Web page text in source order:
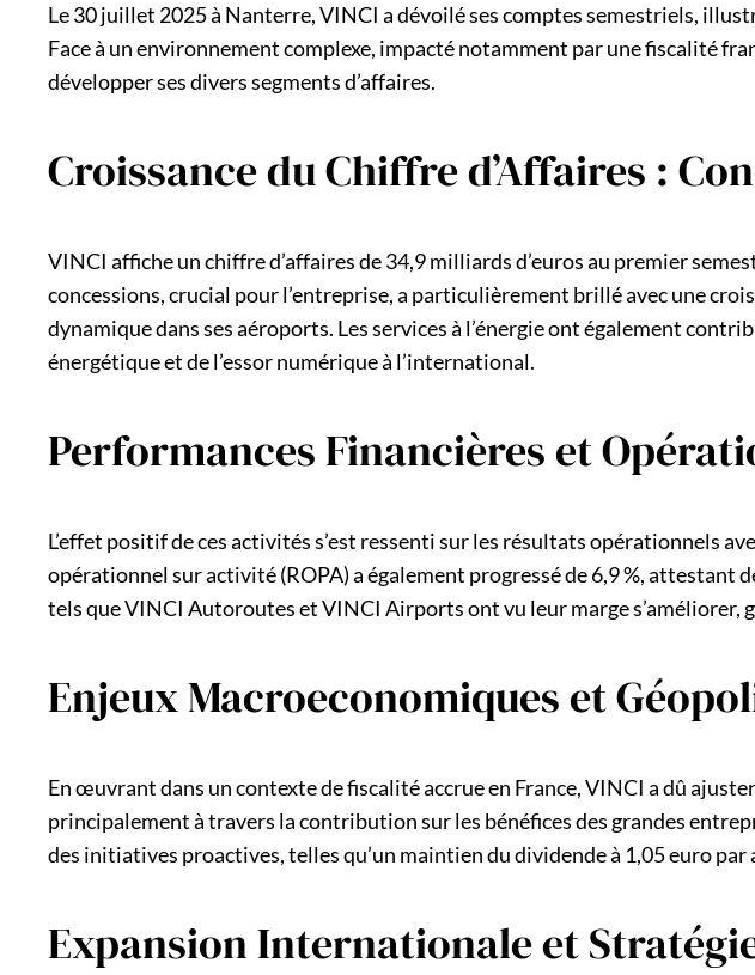
Le 30 juillet 2025 à Nanterre, VINCI a dévoilé ses comptes semestriels,
Face à un environnement complexe, impacté notamment par une fiscalité
développer ses divers segments d’affaires.
Croissance du Chiffre d’Affaires :
VINCI affiche un chiffre d’affaires de 34,9 milliards d’euros au premier
concessions, crucial pour l’entreprise, a particulièrement brillé avec une
dynamique dans ses aéroports. Les services à l’énergie ont également
énergétique et de l’essor numérique à l’international.
Performances Financières et
L’effet positif de ces activités s’est ressenti sur les résultats opérationnels
opérationnel sur activité (ROPA) a également progressé de 6,9 %,
tels que VINCI Autoroutes et VINCI Airports ont vu leur marge
Enjeux Macroeconomiques et
En œuvrant dans un contexte de fiscalité accrue en France, VINCI a dû
principalement à travers la contribution sur les bénéfices des grandes
des initiatives proactives, telles qu’un maintien du dividende à 1,05 euro
Expansion Internationale et